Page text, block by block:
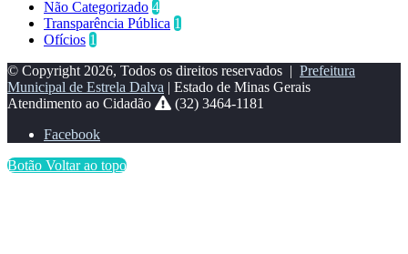
Não Categorizado 4
Transparência Pública 1
Ofícios 1
© Copyright 2026, Todos os direitos reservados | Prefeitura
Municipal de Estrela Dalva | Estado de Minas Gerais
Atendimento ao Cidadão
(32) 3464-1181
Facebook
Botão Voltar ao topo